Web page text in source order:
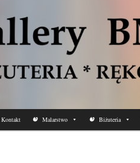
Kontakt Malarstwo Biżuteria